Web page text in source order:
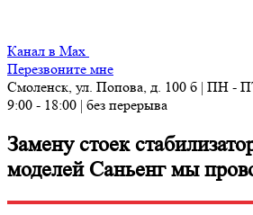
Канал в Max
Перезвоните мне
Смоленск, ул. Попова, д. 100 б | ПН -
9:00 - 18:00 | без перерыва
Замену стоек
моделей Саньенг мы